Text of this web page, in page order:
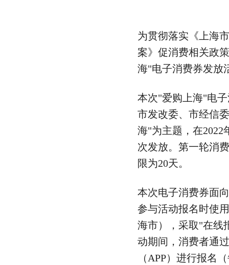
为贯彻落实《上海
案》促消费相关政
海"电子消费券发放
本次"爱购上海"电
市发改委、市经信
海"为主题，在2022
次发放。第一轮消
限为20天。
本次电子消费券面
参与活动报名时使
海市），采取"在线
动期间，消费者通
（APP）进行报名